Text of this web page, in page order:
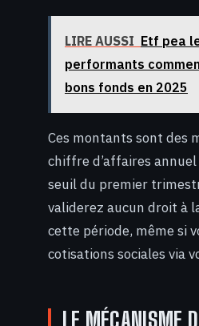
LIRE AUSSI Etf pea
performants
bons fonds en 2025
Ces montants sont des
chiffre d’affaires
seuil du premier
validerez aucun droit à
cette période, même si
cotisations sociales via
LE MÉCANISME